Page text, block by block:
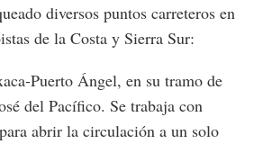
diversos puntos carreteros en
de la Costa y Sierra Sur:
Puerto Ángel, en su tramo de
del Pacífico. Se trabaja con
abrir la circulación a un solo